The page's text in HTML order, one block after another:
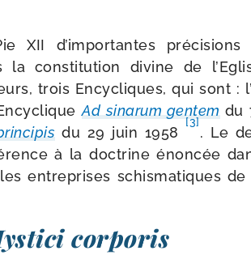
XII d’importantes
la consti­tu­tion divine de
trois Encycliques, qui sont :
Ad sina­rum gen­tem du
du 29 juin 1958
[3]
. Le
à la doc­trine énon­cée
entre­prises schis­ma­tiques de
corporis